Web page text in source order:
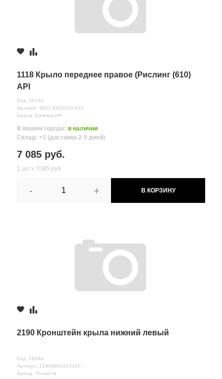
1118 Крыло переднее правое (Рислинг (610)
API
Код: 36744
Артикул: 3601-8403010-610
Бренд: Бампер-НН
В вашем городе: в наличии
Склад: >1 (доставка 2-5 дней)
7 085 руб.
1 шт х 7085 руб.
- + В КОРЗИНУ
2190 Кронштейн крыла нижний левый
Код: 18044
Артикул: 21900840315100
Бренд: Тольятти